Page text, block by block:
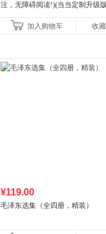
注，无障碍阅读!)(当当定制升级
加入购物车 收藏
¥119.00
毛泽东选集（全四册，精装）